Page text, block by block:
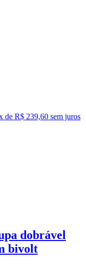
de R$ 239,60 sem juros
dobrável
bivolt